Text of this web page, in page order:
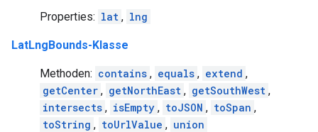
Properties: lat , lng
LatLngBounds-Klasse
Methoden: contains , equals , extend ,
getCenter , getNorthEast , getSouthWest ,
intersects , isEmpty , toJSON , toSpan ,
toString , toUrlValue , union